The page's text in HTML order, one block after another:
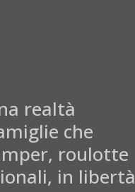
realtà
che
roulotte
in libertà